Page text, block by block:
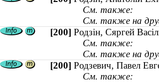
См. также:
См. также на
[200] Родзін, Сяргей
См. также:
См. также на
[200] Родзевич, Павел
См. также: